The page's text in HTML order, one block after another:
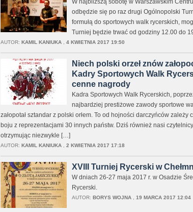
W najbliższą sobotę w Warszawskim
odbędzie się po raz drugi Ogólnopolski
formułą do sportowych walk rycerskich,
Turniej będzie trwać od godziny 12.00 do
AUTOR: KAMIL KANIUKA, 4 KWIETNIA 2017 19:50
Niech polski orzeł znów
Kadry Sportowych Walk
cenne nagrody
Kadra Sportowych Walk Rycerskich,
najbardziej prestiżowe zawody sportowe
załopotał sztandar z polski orłem. To od hojności darczyńców
boju z reprezentacjami 30 innych państw. Dziś również nasi
otrzymując niezwykle […]
AUTOR: KAMIL KANIUKA, 2 KWIETNIA 2017 17:18
XVIII Turniej Rycerski w
W dniach 26-27 maja 2017 r. w Osadzie
Rycerski.
AUTOR: BORYS WOJNA, 19 MARCA 2017 12:04